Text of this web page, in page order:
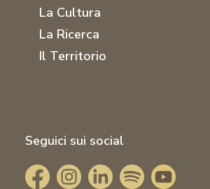
La Cultura
La Ricerca
Il Territorio
Seguici sui social